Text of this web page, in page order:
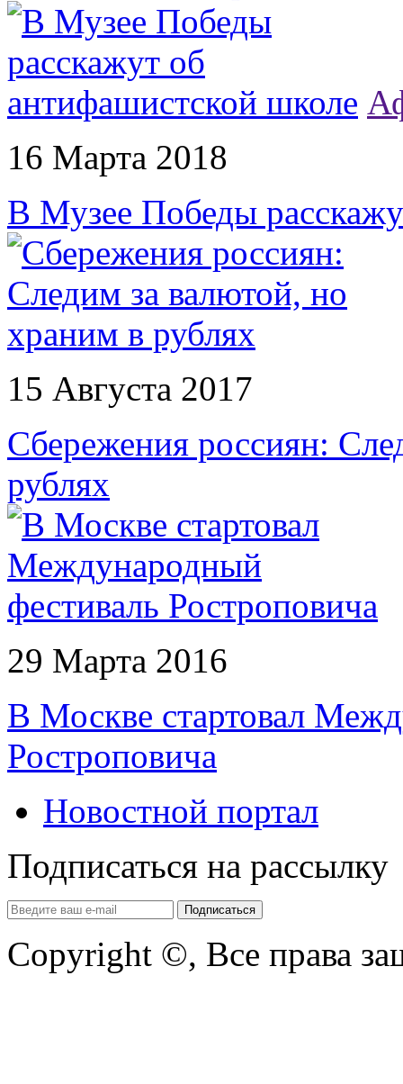
16 Марта 2018
В Музее Победы
15 Августа 2017
Сбережения россиян:
рублях
29 Марта 2016
В Москве стартовал
Ростроповича
Новостной портал
Подписаться на рассылку
Copyright ©, Все права